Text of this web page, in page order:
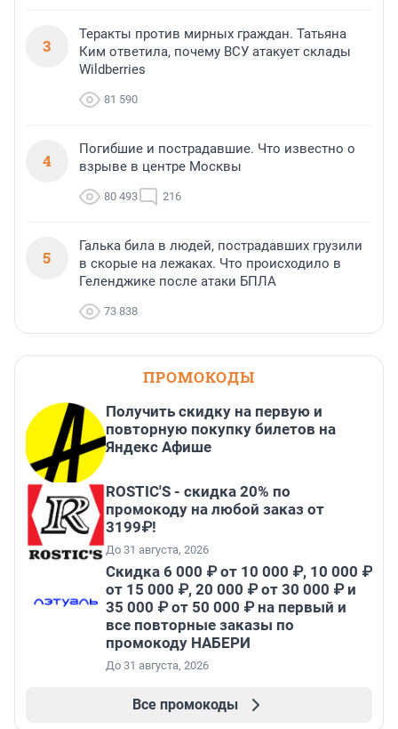
3
Теракты против мирных граждан. Татьяна
Ким ответила, почему ВСУ атакует склады
Wildberries
81 590
4
Погибшие и пострадавшие. Что известно о
взрыве в центре Москвы
80 493 216
5
Галька била в людей, пострадавших грузили
в скорые на лежаках. Что происходило в
Геленджике после атаки БПЛА
73 838
ПРОМОКОДЫ
Получить скидку на первую и
повторную покупку билетов на
Яндекс Афише
ROSTIC'S - скидка 20% по
промокоду на любой заказ от
3199₽!
До 31 августа, 2026
Скидка 6 000 ₽ от 10 000 ₽, 10 000 ₽
от 15 000 ₽, 20 000 ₽ от 30 000 ₽ и
35 000 ₽ от 50 000 ₽ на первый и
все повторные заказы по
промокоду НАБЕРИ
До 31 августа, 2026
Все промокоды